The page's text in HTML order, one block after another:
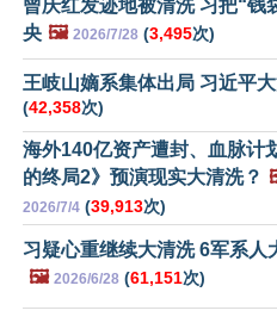
曾庆红发迹地被清洗 习把“钱
央 🖼️ 2026/7/28 (3,495次)
王岐山嫡系集体出局 习近平
(42,358次)
海外140亿资产遭封、血脉计
的终局2》预演现实大清洗？
2026/7/4 (39,913次)
习疑心重继续大清洗 6军系人
🖼️ 2026/6/28 (61,151次)